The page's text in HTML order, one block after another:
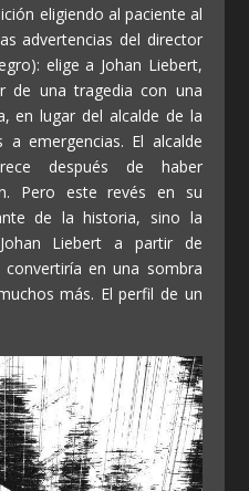
eligiendo al paciente al
advertencias del director
elige a Johan Liebert,
de una tragedia con una
en lugar del alcalde de la
a emergencias. El alcalde
después de haber
Pero este revés en su
de la historia, sino la
Liebert a partir de
en una sombra
más. El perfil de un